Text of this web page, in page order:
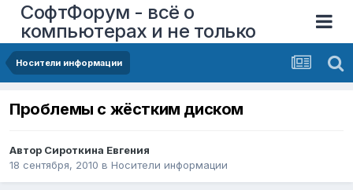
СофтФорум - всё о
компьютерах и не только
Носители информации
Проблемы с жёстким диском
Автор Сироткина Евгения
18 сентября, 2010 в Носители информации